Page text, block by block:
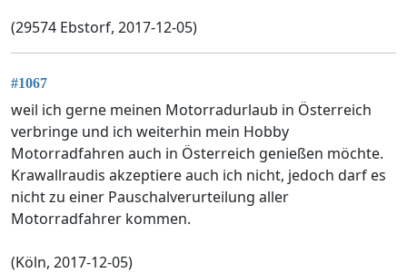
(29574 Ebstorf, 2017-12-05)
#1067
weil ich gerne meinen Motorradurlaub in Österreich
verbringe und ich weiterhin mein Hobby
Motorradfahren auch in Österreich genießen möchte.
Krawallraudis akzeptiere auch ich nicht, jedoch darf es
nicht zu einer Pauschalverurteilung aller
Motorradfahrer kommen.
(Köln, 2017-12-05)